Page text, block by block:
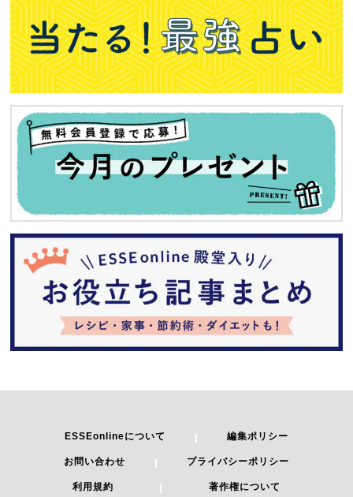
ESSEonlineについて 編集ポリシー
お問い合わせ プライバシーポリシー
利用規約 著作権について